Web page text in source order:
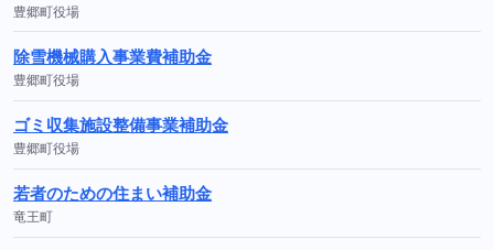
豊郷町役場
除雪機械購入事業費補助金
豊郷町役場
ゴミ収集施設整備事業補助金
豊郷町役場
若者のための住まい補助金
竜王町